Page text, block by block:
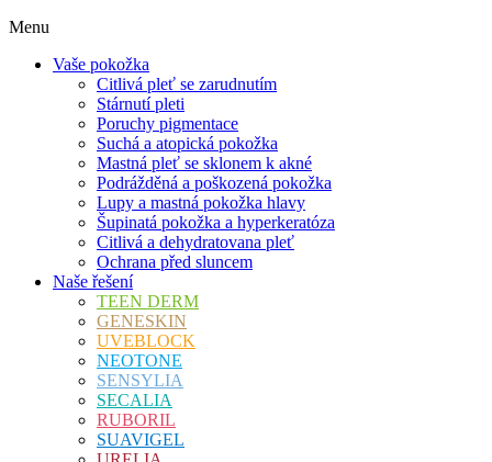
Menu
Vaše pokožka
Citlivá pleť se zarudnutím
Stárnutí pleti
Poruchy pigmentace
Suchá a atopická pokožka
Mastná pleť se sklonem k akné
Podrážděná a poškozená pokožka
Lupy a mastná pokožka hlavy
Šupinatá pokožka a hyperkeratóza
Citlivá a dehydratovana pleť
Ochrana před sluncem
Naše řešení
TEEN DERM
GENESKIN
UVEBLOCK
NEOTONE
SENSYLIA
SECALIA
RUBORIL
SUAVIGEL